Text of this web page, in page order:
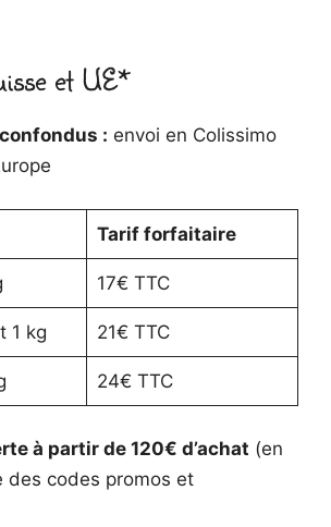
et UE*
: envoi en Colissimo
Tarif forfaitaire
17€ TTC
1 kg 21€ TTC
24€ TTC
à partir de 120€ d’achat (en
des codes promos et